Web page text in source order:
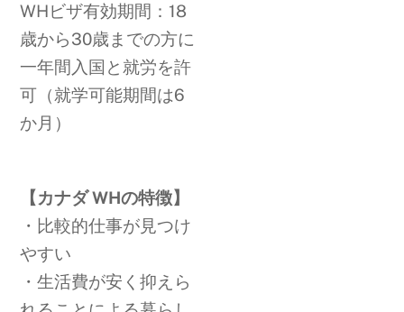
WHビザ有効期間：18
歳から30歳までの方に
一年間入国と就労を許
可（就学可能期間は6
か月）
【カナダ WHの特徴】
・比較的仕事が見つけ
やすい
・生活費が安く抑えら